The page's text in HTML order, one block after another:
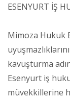
ESENYURT İŞ
Mimoza Hukuk
kavuşturma
Esenyurt iş
müvekkillerine